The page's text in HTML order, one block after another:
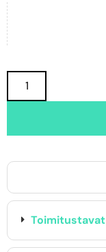
Toimitustavat